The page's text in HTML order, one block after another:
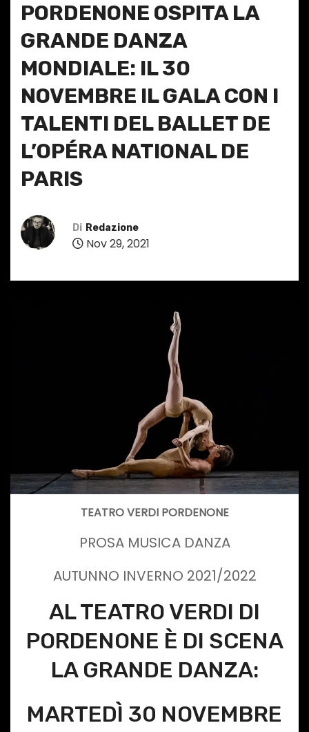
PORDENONE OSPITA LA
GRANDE DANZA
MONDIALE: IL 30
NOVEMBRE IL GALA CON I
TALENTI DEL BALLET DE
L’OPÉRA NATIONAL DE
PARIS
Di Redazione
Nov 29, 2021
TEATRO VERDI PORDENONE
PROSA MUSICA DANZA
AUTUNNO INVERNO 2021/2022
AL TEATRO VERDI DI
PORDENONE È DI SCENA
LA GRANDE DANZA:
MARTEDÌ 30 NOVEMBRE